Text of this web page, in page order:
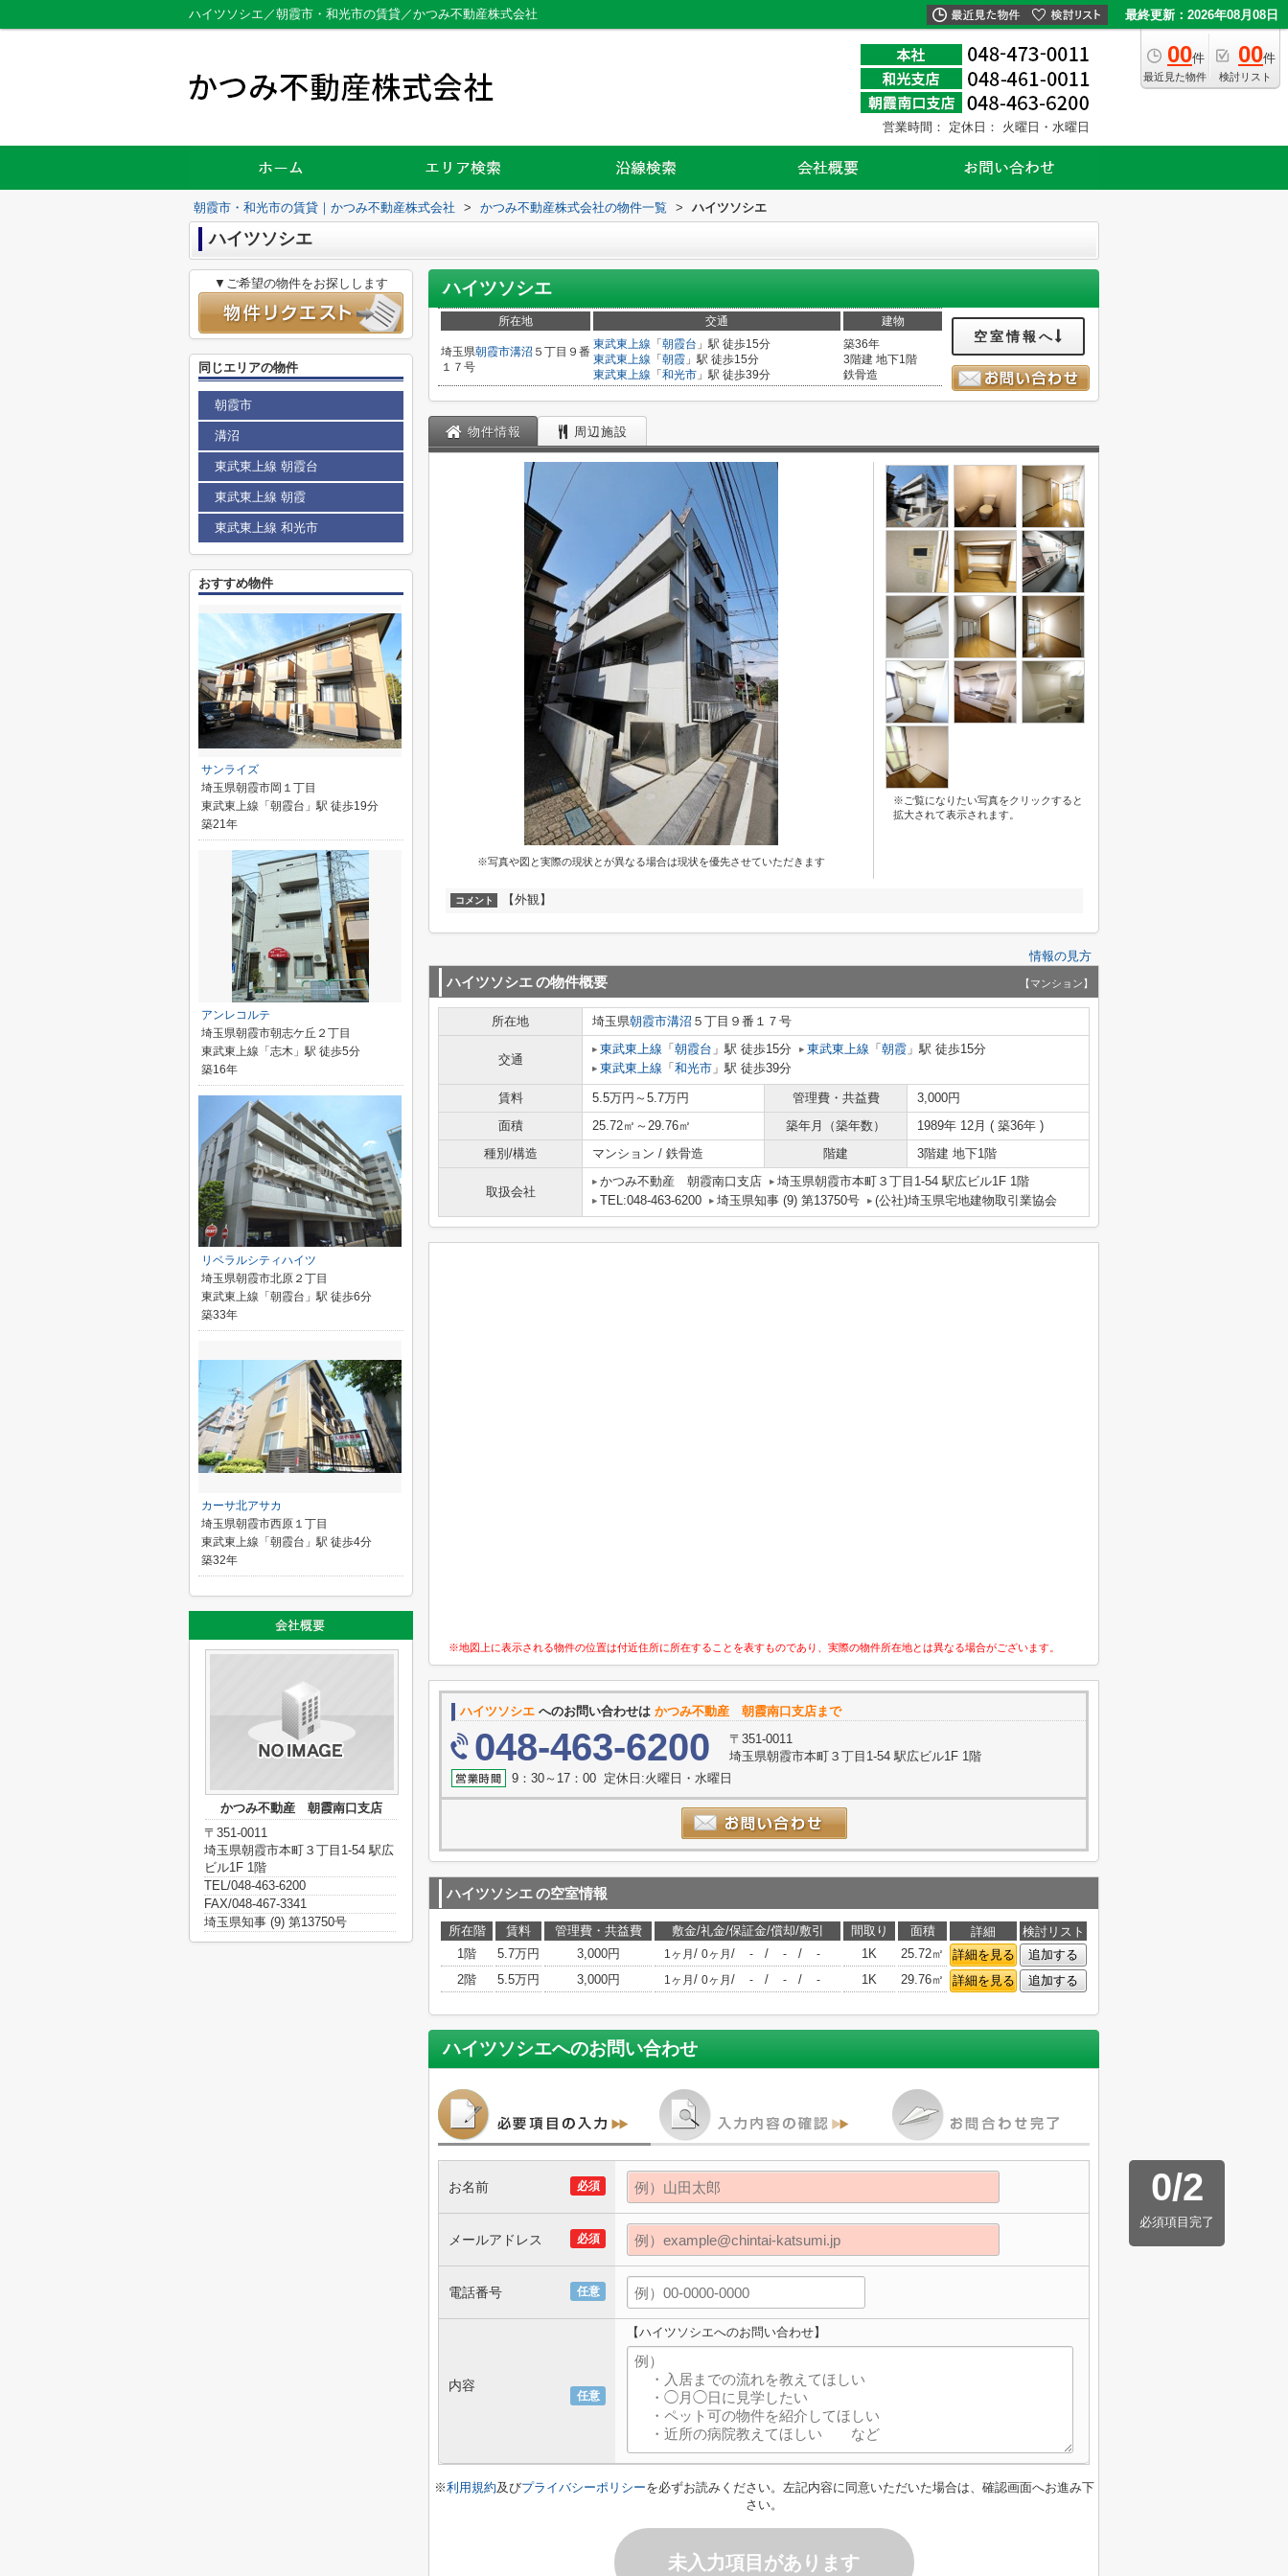
ハイツソシエ／朝霞市・和光市の賃貸／かつみ不動産株式会社 最終更新：2026年08月08日
00件
最近見た物件
00件
検討リスト
営業時間： 定休日： 火曜日・水曜日
朝霞市・和光市の賃貸｜かつみ不動産株式会社 > かつみ不動産株式会社の物件一覧 > ハイツソシエ
ハイツソシエ
ハイツソシエ
所在地 交通 建物
埼玉県朝霞市溝沼 ５丁目９番
１７号
東武東上線 「 朝霞台 」駅 徒歩15分
東武東上線 「 朝霞 」駅 徒歩15分
東武東上線 「 和光市 」駅 徒歩39分
築36年
3階建 地下1階
鉄骨造
空室情報へ
物件情報 周辺施設
※写真や図と実際の現状とが異なる場合は現状を優先させていただきます
※ご覧になりたい写真をクリックすると
拡大されて表示されます。
コメント 【外観】
情報の見方
ハイツソシエの物件概要 【マンション】
所在地 埼玉県朝霞市溝沼 ５丁目９番１７号
交通
東武東上線 「 朝霞台 」駅 徒歩15分 東武東上線 「 朝霞 」駅 徒歩15分
東武東上線 「 和光市 」駅 徒歩39分
賃料 5.5万円～5.7万円 管理費・共益費
3,000円
面積
25.72㎡～29.76㎡ 築年月（築年数）
1989年 12月 ( 築36年 )
種別/構造
マンション / 鉄骨造 階建 3階建 地下1階
取扱会社
かつみ不動産 朝霞南口支店
埼玉県朝霞市本町３丁目1-54 駅広ビル1F 1階
TEL:048-463-6200
埼玉県知事 (9) 第13750号 (公社)埼玉県宅地建物取引業協会
※地図上に表示される物件の位置は付近住所に所在することを表すものであり、実際の物件所在地とは異なる場合がございます。
ハイツソシエ へのお問い合わせは かつみ不動産 朝霞南口支店まで
048-463-6200
〒351-0011
埼玉県朝霞市本町３丁目1-54 駅広ビル1F 1階
9：30～17：00 定休日:火曜日・水曜日
ハイツソシエの空室情報
所在階 賃料 管理費・共益費 敷金/礼金/保証金/償却/敷引 間取り 面積 詳細
検討リスト
1階
5.7万円 3,000円 1ヶ月 / 0ヶ月 / - / - / - 1K 25.72㎡ 詳細を見る
追加する
2階
5.5万円 3,000円 1ヶ月 / 0ヶ月 / - / - / - 1K 29.76㎡ 詳細を見る 追加する
ハイツソシエへのお問い合わせ
0/2
必須項目完了
必須
お名前
必須
メールアドレス
任意
電話番号
任意
内容
【ハイツソシエへのお問い合わせ】
※利用規約及びプライバシーポリシーを必ずお読みください。左記内容に同意いただいた場合は、確認画面へお進み下
さい。
未入力項目があります
▼ご希望の物件をお探しします
同じエリアの物件
朝霞市
溝沼
東武東上線 朝霞台
東武東上線 朝霞
東武東上線 和光市
おすすめ物件
サンライズ
埼玉県朝霞市岡１丁目
東武東上線「朝霞台」駅 徒歩19分
築21年
アンレコルテ
埼玉県朝霞市朝志ケ丘２丁目
東武東上線「志木」駅 徒歩5分
築16年
リベラルシティハイツ
埼玉県朝霞市北原２丁目
東武東上線「朝霞台」駅 徒歩6分
築33年
カーサ北アサカ
埼玉県朝霞市西原１丁目
東武東上線「朝霞台」駅 徒歩4分
築32年
かつみ不動産 朝霞南口支店
〒351-0011
埼玉県朝霞市本町３丁目1-54 駅広
ビル1F 1階
TEL/048-463-6200
FAX/048-467-3341
埼玉県知事 (9) 第13750号